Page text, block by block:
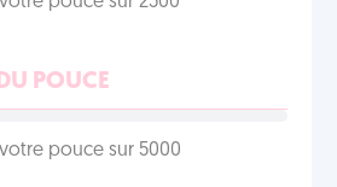
POUCE
pouce sur 5000